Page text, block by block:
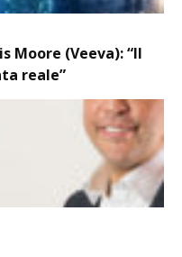
Moore (Veeva): “Il
reale”